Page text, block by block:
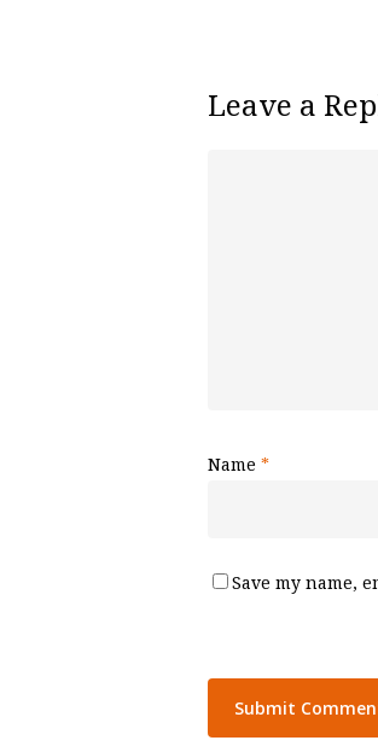
Leave a
Name *
Save my name,